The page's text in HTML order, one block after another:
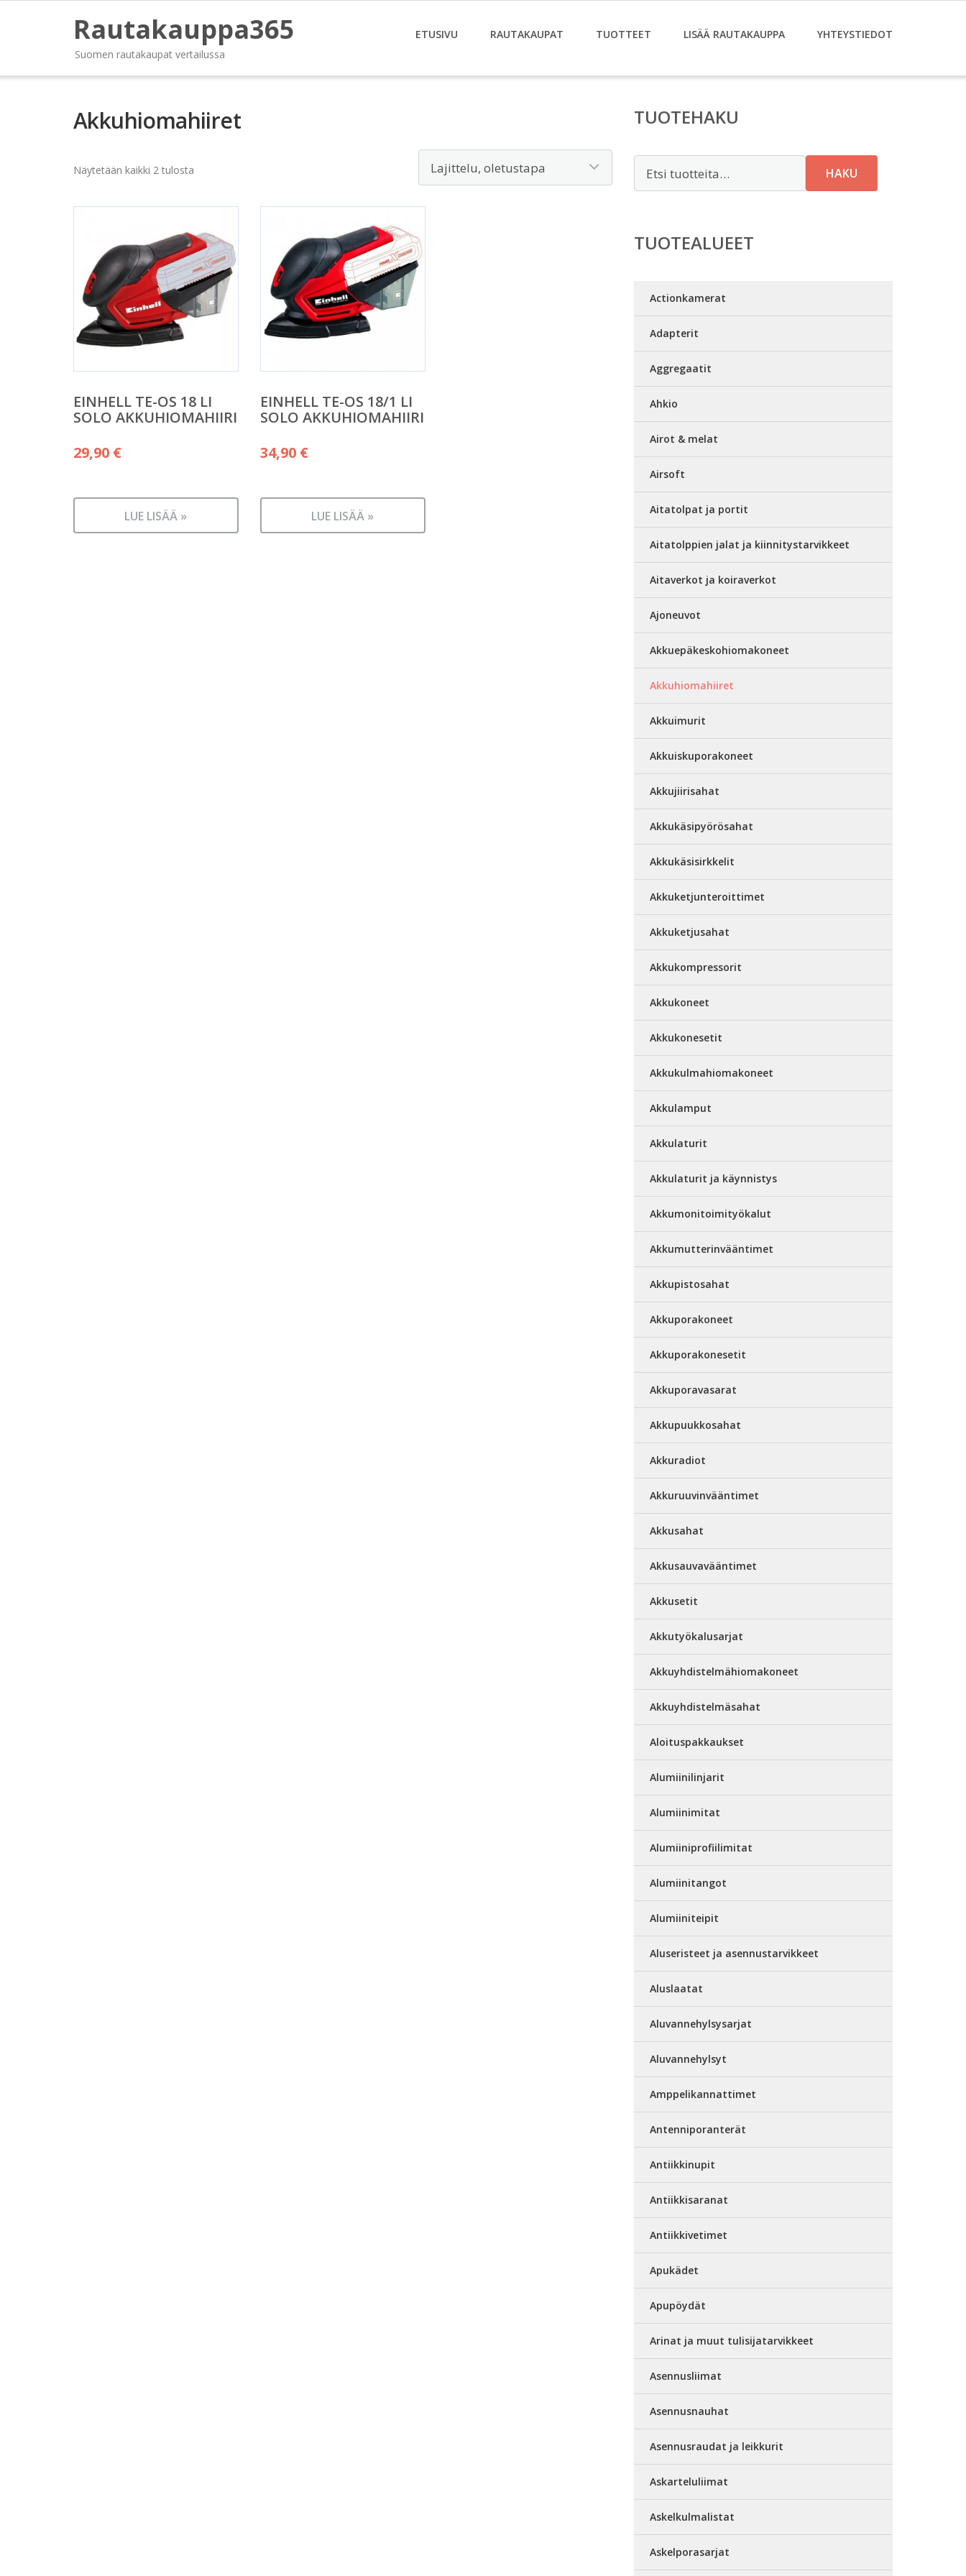
Rautakauppa365
Suomen rautakaupat vertailussa
ETUSIVU RAUTAKAUPAT TUOTTEET LISÄÄ RAUTAKAUPPA YHTEYSTIEDOT
Akkuhiomahiiret
Näytetään kaikki 2 tulosta
EINHELL TE-OS 18 LI
SOLO AKKUHIOMAHIIRI
29,90 €
LUE LISÄÄ »
EINHELL TE-OS 18/1 LI
SOLO AKKUHIOMAHIIRI
34,90 €
LUE LISÄÄ »
TUOTEHAKU
HAKU
TUOTEALUEET
Actionkamerat
Adapterit
Aggregaatit
Ahkio
Airot & melat
Airsoft
Aitatolpat ja portit
Aitatolppien jalat ja kiinnitystarvikkeet
Aitaverkot ja koiraverkot
Ajoneuvot
Akkuepäkeskohiomakoneet
Akkuhiomahiiret
Akkuimurit
Akkuiskuporakoneet
Akkujiirisahat
Akkukäsipyörösahat
Akkukäsisirkkelit
Akkuketjunteroittimet
Akkuketjusahat
Akkukompressorit
Akkukoneet
Akkukonesetit
Akkukulmahiomakoneet
Akkulamput
Akkulaturit
Akkulaturit ja käynnistys
Akkumonitoimityökalut
Akkumutterinvääntimet
Akkupistosahat
Akkuporakoneet
Akkuporakonesetit
Akkuporavasarat
Akkupuukkosahat
Akkuradiot
Akkuruuvinvääntimet
Akkusahat
Akkusauvavääntimet
Akkusetit
Akkutyökalusarjat
Akkuyhdistelmähiomakoneet
Akkuyhdistelmäsahat
Aloituspakkaukset
Alumiinilinjarit
Alumiinimitat
Alumiiniprofiilimitat
Alumiinitangot
Alumiiniteipit
Aluseristeet ja asennustarvikkeet
Aluslaatat
Aluvannehylsysarjat
Aluvannehylsyt
Amppelikannattimet
Antenniporanterät
Antiikkinupit
Antiikkisaranat
Antiikkivetimet
Apukädet
Apupöydät
Arinat ja muut tulisijatarvikkeet
Asennusliimat
Asennusnauhat
Asennusraudat ja leikkurit
Askarteluliimat
Askelkulmalistat
Askelporasarjat